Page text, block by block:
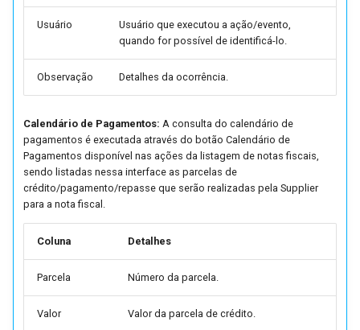
Parâmetros de Notas
de Terceiros (FUTL0125
NFT)
Parâmetros de Integração
com Palm's (FUTL0125
PALM)
Parâmetros da Proposta
Parâmetros em Comum
a Nota e o Pedido
PDNF PDNF)
Usuário
Usuário que executou a ação/evento,
quando for possível de identificá-lo.
Observação Detalhes da ocorrência.
Calendário de Pagamentos: A consulta do calendário de
pagamentos é executada através do botão Calendário de
Pagamentos disponível nas ações da listagem de notas fiscais,
sendo listadas nessa interface as parcelas de
crédito/pagamento/repasse que serão realizadas pela Supplier
para a nota fiscal.
Coluna Detalhes
Parcela Número da parcela.
Valor Valor da parcela de crédito.